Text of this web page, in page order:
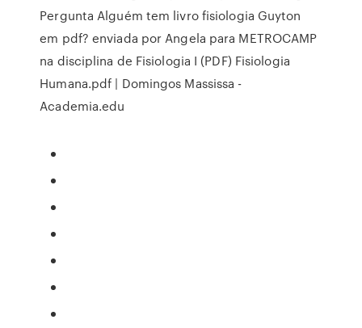
Pergunta Alguém tem livro fisiologia Guyton
em pdf? enviada por Angela para METROCAMP
na disciplina de Fisiologia I (PDF) Fisiologia
Humana.pdf | Domingos Massissa -
Academia.edu